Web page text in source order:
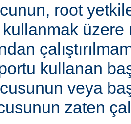
root
üzere
kullanan
veya
zaten